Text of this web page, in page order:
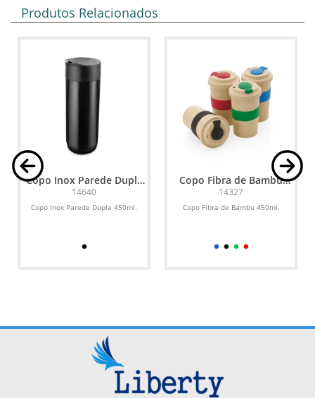
Produtos Relacionados
Copo Inox Parede Dupla
450ml
14640
Copo Inox Parede Dupla 450ml.
Copo Fibra de Bambu
450ml
14327
Copo Fibra de Bambu 450ml.